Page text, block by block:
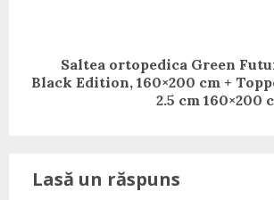
Next
Saltea ortopedica Green
Black Edition, 160×200 cm +
2.5 cm 160×200
Lasă un răspuns